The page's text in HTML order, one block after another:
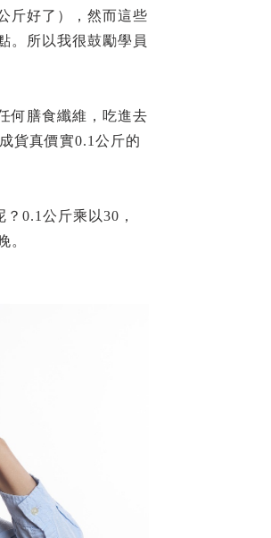
斤好了），然而這些
。所以我很鼓勵學員
何膳食纖維，吃進去
貨真價實0.1公斤的
0.1公斤乘以30，
。